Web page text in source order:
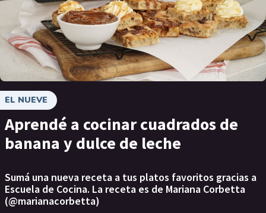
EL NUEVE
Aprendé a cocinar cuadrados de
banana y dulce de leche
Sumá una nueva receta a tus platos favoritos gracias a
Escuela de Cocina. La receta es de Mariana Corbetta
(@marianacorbetta)